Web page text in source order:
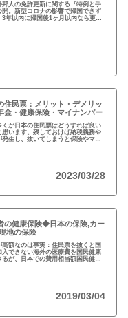
邦人の免許更新に関する『特例と手
開。新型コロナの影響で帰国できず
3年以内に帰国後1ヶ月以内なら更新
住民票：メリット・デメリッ
金・健康保険・マイナンバー
くが日本の住民票はどうすれば良い
思います。残しておけば納税義務や
生し、抜いてしまうと保険やマイ
2023/03/28
の健康保険◆日本の保険,カー
地の保険
高額なのは事実：住民票を抜くと国
入できない海外の医療費を国民健康
るが、日本での費用相当額国民健康
2019/03/04